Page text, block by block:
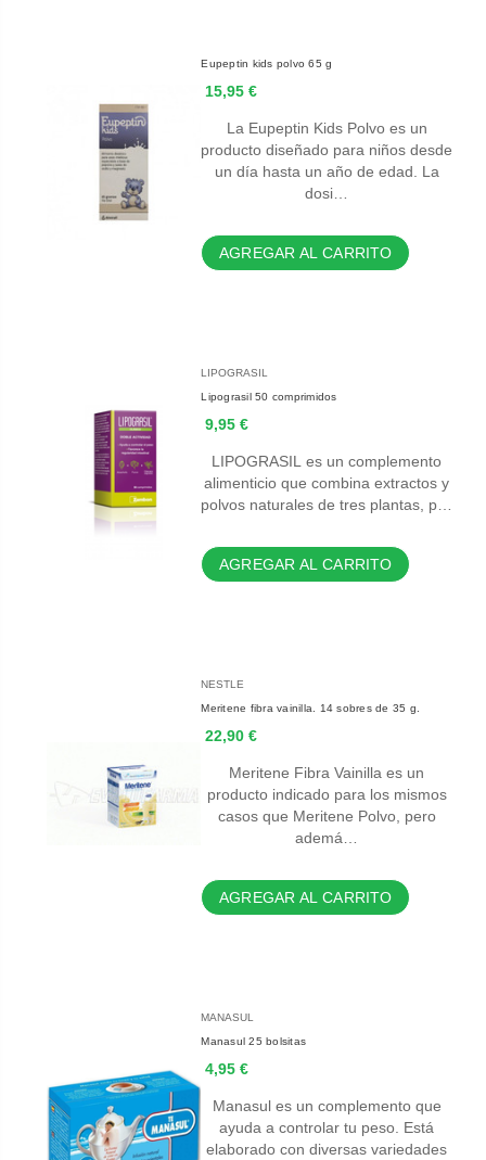
Eupeptin kids polvo 65 g
15,95 €
La Eupeptin Kids Polvo es un
producto diseñado para niños desde
un día hasta un año de edad. La
dosi…
AGREGAR AL CARRITO
LIPOGRASIL
Lipograsil 50 comprimidos
9,95 €
LIPOGRASIL es un complemento
alimenticio que combina extractos y
polvos naturales de tres plantas, p…
AGREGAR AL CARRITO
NESTLE
Meritene fibra vainilla. 14 sobres de 35 g.
22,90 €
Meritene Fibra Vainilla es un
producto indicado para los mismos
casos que Meritene Polvo, pero
ademá…
AGREGAR AL CARRITO
MANASUL
Manasul 25 bolsitas
4,95 €
Manasul es un complemento que
ayuda a controlar tu peso. Está
elaborado con diversas variedades